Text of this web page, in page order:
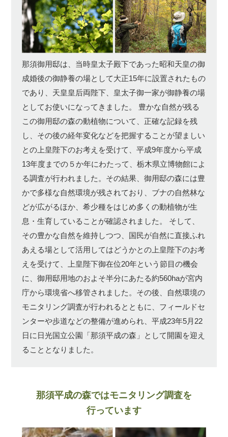
那須御用邸は、当時皇太子殿下であった昭和天皇の御
成婚後の御静養の場として大正15年に設置されたもの
であり、天皇皇后両陛下、皇太子御一家が御静養の場
としてお使いになってきました。 豊かな自然が残る
この御用邸の森の動植物について、正確な記録を残
し、その後の経年変化などを把握することが望ましい
との上皇陛下のお考えを受けて、平成9年度から平成
13年度までの５か年にわたって、栃木県立博物館によ
る調査が行われました。その結果、御用邸の森には豊
かで多様な自然環境が残されており、ブナの自然林な
どが広がるほか、希少種をはじめ多くの動植物が生
息・生育していることが確認されました。
そして、
その豊かな自然を維持しつつ、国民が自然に直接ふれ
あえる場として活用してはどうかとの上皇陛下のお考
えを受けて、上皇陛下御在位20年という節目の機会
に、御用邸用地のおよそ半分にあたる約560haが宮内
庁から環境省へ移管されました。その後、自然環境の
モニタリング調査が行われるとともに、フィールドセ
ンターや歩道などの整備が進められ、平成23年5月22
日に日光国立公園「那須平成の森」として開園を迎え
ることとなりました。
那須平成の森ではモニタリング調査を
行っています